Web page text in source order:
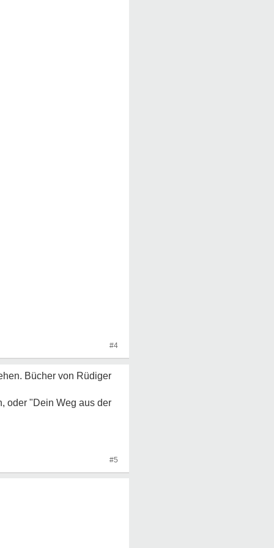
#4
Bücher von Rüdiger
oder "Dein Weg aus der
#5